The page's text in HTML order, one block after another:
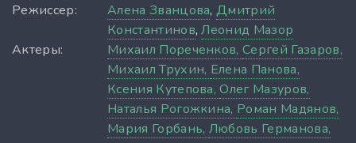
Режиссер:
Алена Званцова,Дмитрий
Константинов,Леонид Мазор
Актеры:
Михаил Пореченков,Сергей Газаров,
Михаил Трухин, Елена Панова,
Ксения Кутепова,Олег Мазуров,
Наталья Рогожкина, Роман Мадянов,
Мария Горбань, Любовь Германова,